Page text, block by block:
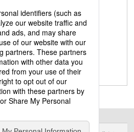
本
：
L245
。
タ